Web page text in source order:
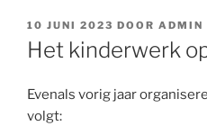
GEPLAATST
OP
10 JUNI 2023 DOOR ADMIN
Het kinderwerk
Evenals vorig jaar
volgt: